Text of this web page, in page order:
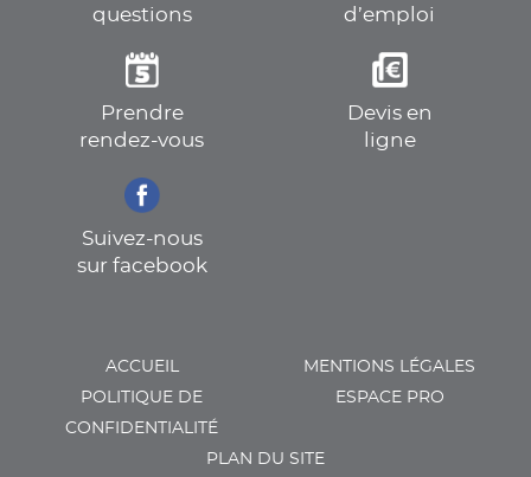
questions
d’emploi
Prendre
rendez-vous
Devis en
ligne
Suivez-nous
sur facebook
ACCUEIL
MENTIONS LÉGALES
POLITIQUE DE
CONFIDENTIALITÉ
ESPACE PRO
PLAN DU SITE